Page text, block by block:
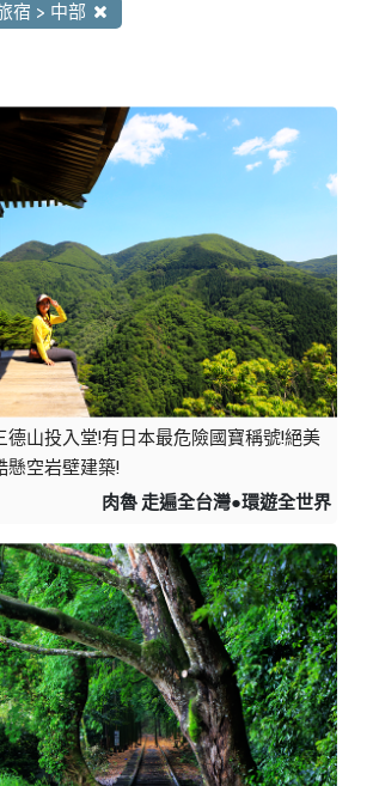
宿 > 中部
德山投入堂!有日本最危險國寶稱號!絕美
懸空岩壁建築!
肉魯 走遍全台灣●環遊全世界